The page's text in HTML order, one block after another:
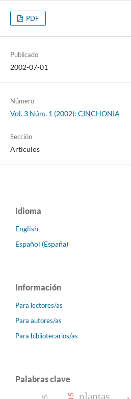
PDF
Publicado
2002-07-01
Número
Vol. 3 Núm. 1 (2002): CINCHONIA
Sección
Artículos
Idioma
English
Español (España)
Información
Para lectores/as
Para autores/as
Para bibliotecarios/as
Palabras clave
plantas